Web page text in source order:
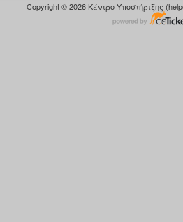
Copyright © 2026 Κέντρο Υποστήριξης